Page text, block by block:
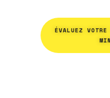
ÉVALUEZ